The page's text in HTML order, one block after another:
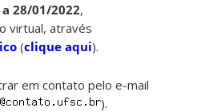
28/01/2022,
virtual, através
(clique aqui).
em contato pelo e-mail
).